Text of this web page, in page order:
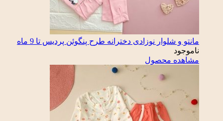
مانتو و شلوار نوزادی دخترانه طرح پنگوئن پردیس تا 9 ماه
ناموجود
مشاهده محصول